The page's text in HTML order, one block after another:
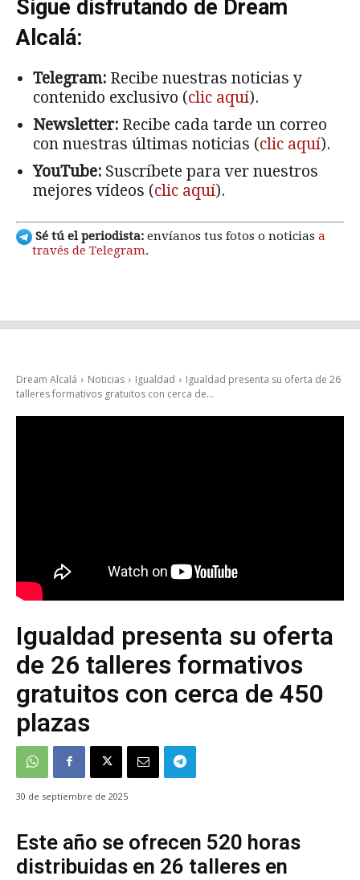
Sigue disfrutando de Dream
Alcalá:
Telegram: Recibe nuestras noticias y
contenido exclusivo (clic aquí).
Newsletter: Recibe cada tarde un correo
con nuestras últimas noticias (clic aquí).
YouTube: Suscríbete para ver nuestros
mejores vídeos (clic aquí).
Sé tú el periodista: envíanos tus fotos o noticias a
través de Telegram.